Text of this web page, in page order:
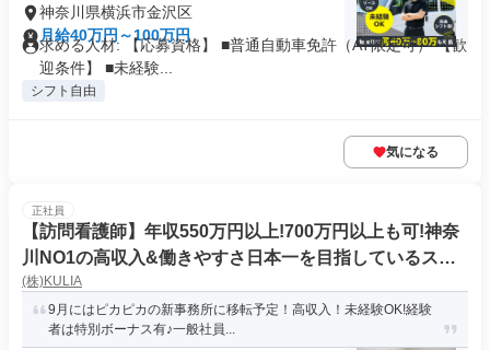
神奈川県横浜市金沢区
月給40万円～100万円
求める人材: 【応募資格】 ■普通自動車免許（AT限定可） 【歓
迎条件】 ■未経験...
シフト自由
気になる
正社員
【訪問看護師】年収550万円以上!700万円以上も可!神奈
川NO1の高収入&働きやすさ日本一を目指しているステ
ーションです
(株)KULIA
9月にはピカピカの新事務所に移転予定！高収入！未経験OK!経験
者は特別ボーナス有♪一般社員...